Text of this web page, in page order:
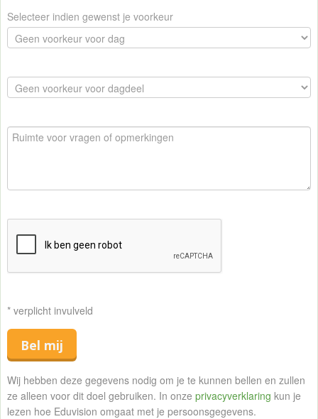
Selecteer indien gewenst je voorkeur
* verplicht invulveld
Bel mij
Wij hebben deze gegevens nodig om je te kunnen bellen en zullen
ze alleen voor dit doel gebruiken. In onze privacyverklaring kun je
lezen hoe Eduvision omgaat met je persoonsgegevens.